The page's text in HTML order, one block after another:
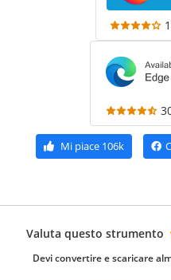
Mi piace 106k
Valuta questo strumento
Devi convertire e scaricare